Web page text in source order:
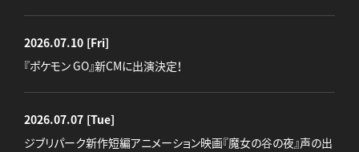
2026.07.10 [Fri]
『ポケモン GO』新CMに出演決定！
2026.07.07 [Tue]
ジブリパーク新作短編アニメーション映画『魔女の谷の夜』声の出